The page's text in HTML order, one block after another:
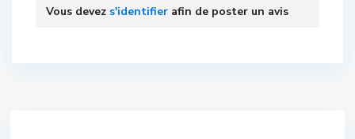
Vous devez s'identifier afin de poster un avis